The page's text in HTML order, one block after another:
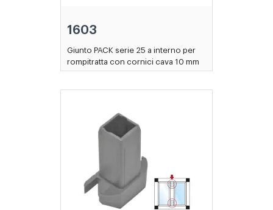
1603
Giunto PACK serie 25 a interno per
rompitratta con cornici cava 10 mm